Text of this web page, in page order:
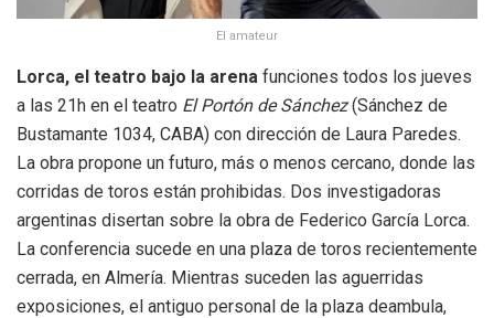
El amateur
Lorca, el teatro bajo la arena funciones todos los jueves
a las 21h en el teatro El Portón de Sánchez(Sánchez de
Bustamante 1034, CABA) con dirección de Laura Paredes.
La obra propone un futuro, más o menos cercano, donde las
corridas de toros están prohibidas. Dos investigadoras
argentinas disertan sobre la obra de Federico García Lorca.
La conferencia sucede en una plaza de toros recientemente
cerrada, en Almería. Mientras suceden las aguerridas
exposiciones, el antiguo personal de la plaza deambula,